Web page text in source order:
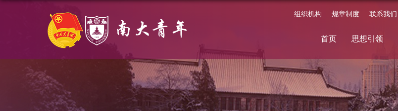
组织机构 规章制度 联系我们
思想引领
首页